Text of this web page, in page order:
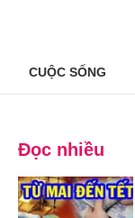
CUỘC SỐNG
Đọc nhiều